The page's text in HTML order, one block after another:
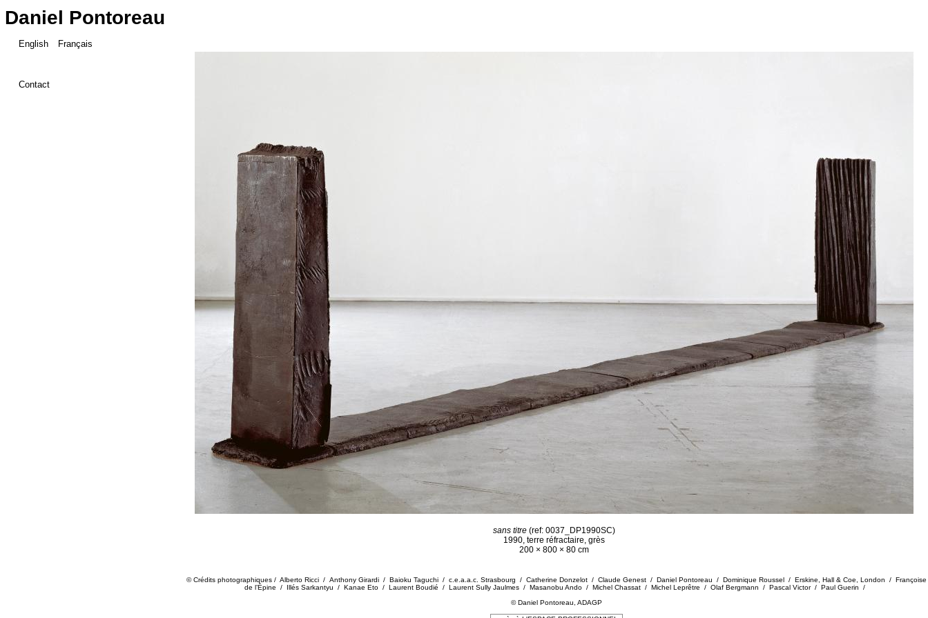
Daniel Pontoreau
English Français
Contact
sans titre(ref: 0037_DP1990SC)
1990, terre réfractaire, grès
200 × 800 × 80 cm
© Crédits photographiques / Alberto Ricci / Anthony Girardi / Baioku Taguchi / c.e.a.a.c. Strasbourg / Catherine Donzelot / Claude Genest / Daniel Pontoreau / Dominique Roussel / Erskine, Hall & Coe, London / Françoise
de l’Épine / Illés Sarkantyu / Kanae Eto / Laurent Boudié / Laurent Sully Jaulmes / Masanobu Ando / Michel Chassat / Michel Leprêtre / Olaf Bergmann / Pascal Victor / Paul Guerin /
© Daniel Pontoreau, ADAGP